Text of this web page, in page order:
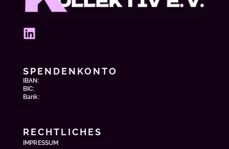
SPENDENKONTO
IBAN:
BIC:
Bank:
RECHTLICHES
IMPRESSUM